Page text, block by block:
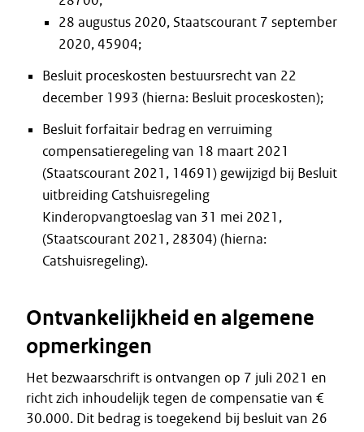
28 augustus 2020, Staatscourant 7 september
2020, 45904;
Besluit proceskosten bestuursrecht van 22
december 1993 (hierna: Besluit proceskosten);
Besluit forfaitair bedrag en verruiming
compensatieregeling van 18 maart 2021
(Staatscourant 2021, 14691) gewijzigd bij Besluit
uitbreiding Catshuisregeling
Kinderopvangtoeslag van 31 mei 2021,
(Staatscourant 2021, 28304) (hierna:
Catshuisregeling).
Ontvankelijkheid en algemene
opmerkingen
Het bezwaarschrift is ontvangen op 7 juli 2021 en
richt zich inhoudelijk tegen de compensatie van €
30.000. Dit bedrag is toegekend bij besluit van 26